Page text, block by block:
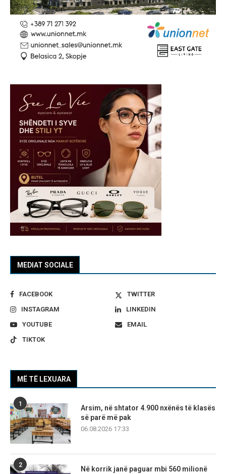
MEDIAT SOCIALE
FACEBOOK
TWITTER
INSTAGRAM
LINKEDIN
YOUTUBE
EMAIL
TIKTOK
MË TË LEXUARA
1
Arsim, në shtator 4.900 nxënës të klasës
së parë më pak
06.08.2026 17:33
2
Në korrik janë paguar mbi 560 milionë